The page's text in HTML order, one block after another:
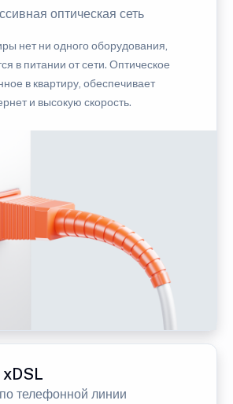
оптическая сеть
нет ни одного оборудования,
в питании от сети. Оптическое
в квартиру, обеспечивает
и высокую скорость.
xDSL
телефонной линии